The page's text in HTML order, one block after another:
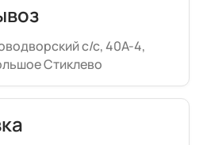
с/с, 40А-4,
Стиклево